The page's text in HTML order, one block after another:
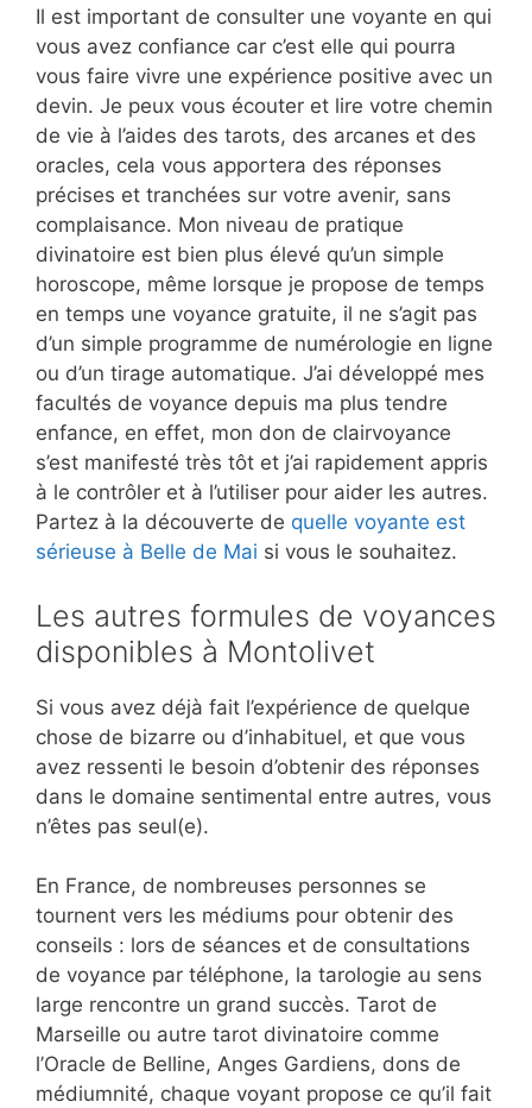
Il est important de consulter une voyante en qui
vous avez confiance car c’est elle qui pourra
vous faire vivre une expérience positive avec un
devin. Je peux vous écouter et lire votre chemin
de vie à l’aides des tarots, des arcanes et des
oracles, cela vous apportera des réponses
précises et tranchées sur votre avenir, sans
complaisance. Mon niveau de pratique
divinatoire est bien plus élevé qu’un simple
horoscope, même lorsque je propose de temps
en temps une voyance gratuite, il ne s’agit pas
d’un simple programme de numérologie en ligne
ou d’un tirage automatique. J’ai développé mes
facultés de voyance depuis ma plus tendre
enfance, en effet, mon don de clairvoyance
s’est manifesté très tôt et j’ai rapidement appris
à le contrôler et à l’utiliser pour aider les autres.
Partez à la découverte de quelle voyante est
sérieuse à Belle de Mai si vous le souhaitez.
Les autres formules de voyances
disponibles à Montolivet
Si vous avez déjà fait l’expérience de quelque
chose de bizarre ou d’inhabituel, et que vous
avez ressenti le besoin d’obtenir des réponses
dans le domaine sentimental entre autres, vous
n’êtes pas seul(e).
En France, de nombreuses personnes se
tournent vers les médiums pour obtenir des
conseils : lors de séances et de consultations
de voyance par téléphone, la tarologie au sens
large rencontre un grand succès. Tarot de
Marseille ou autre tarot divinatoire comme
l’Oracle de Belline, Anges Gardiens, dons de
médiumnité, chaque voyant propose ce qu’il fait